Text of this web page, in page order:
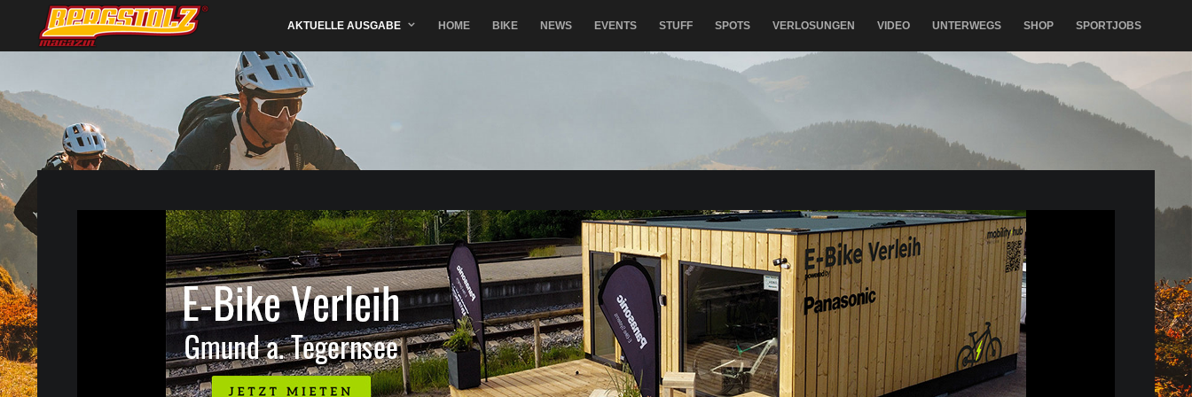
AKTUELLE AUSGABE HOME BIKE NEWS EVENTS STUFF SPOTS VERLOSUNGEN VIDEO UNTERWEGS SHOP SPORTJOBS